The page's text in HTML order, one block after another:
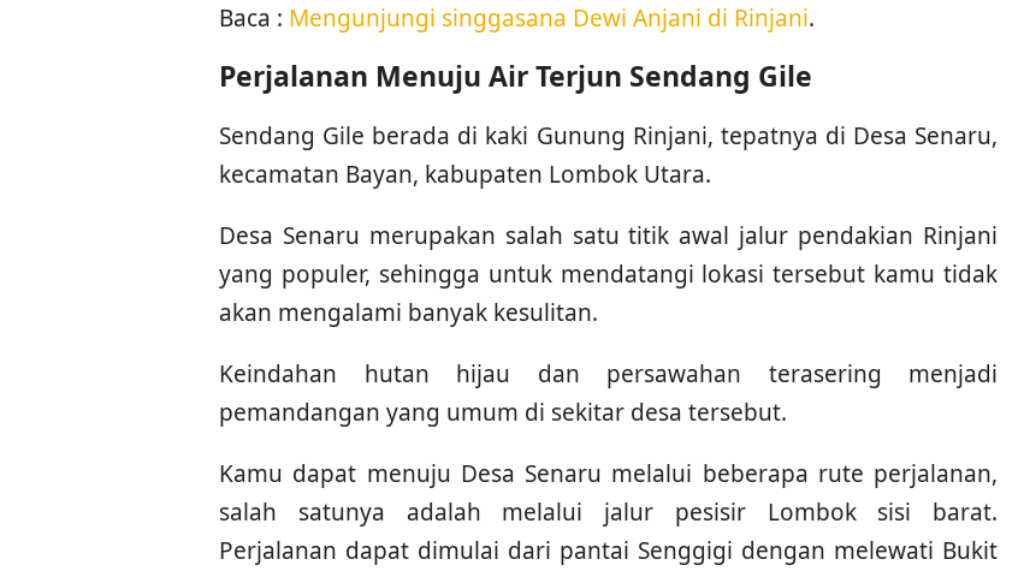
Baca : Mengunjungi singgasana Dewi Anjani di Rinjani.
Perjalanan Menuju Air Terjun Sendang Gile
Sendang Gile berada di kaki Gunung Rinjani, tepatnya di Desa Senaru,
kecamatan Bayan, kabupaten Lombok Utara.
Desa Senaru merupakan salah satu titik awal jalur pendakian Rinjani
yang populer, sehingga untuk mendatangi lokasi tersebut kamu tidak
akan mengalami banyak kesulitan.
Keindahan hutan hijau dan persawahan terasering menjadi
pemandangan yang umum di sekitar desa tersebut.
Kamu dapat menuju Desa Senaru melalui beberapa rute perjalanan,
salah satunya adalah melalui jalur pesisir Lombok sisi barat.
Perjalanan dapat dimulai dari pantai Senggigi dengan melewati Bukit